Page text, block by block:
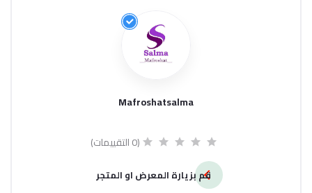
Mafroshatsalma
(0 التقييمات)
قم بزيارة المعرض او المتجر